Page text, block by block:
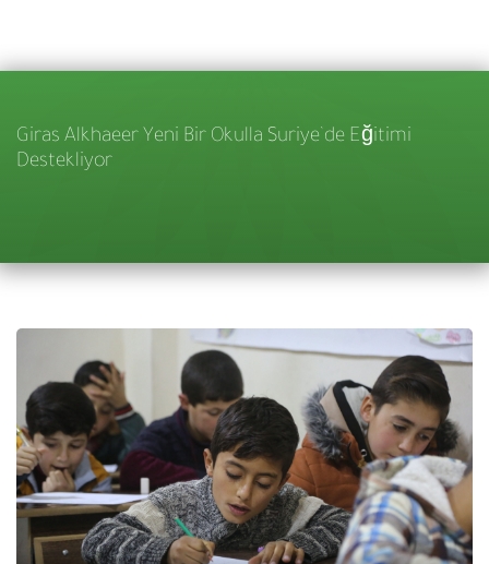
Giras Alkhaeer Yeni Bir Okulla Suriye’de Eğitimi
Destekliyor